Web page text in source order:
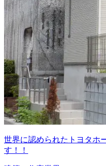
世界に認められたトヨタホ
す！！